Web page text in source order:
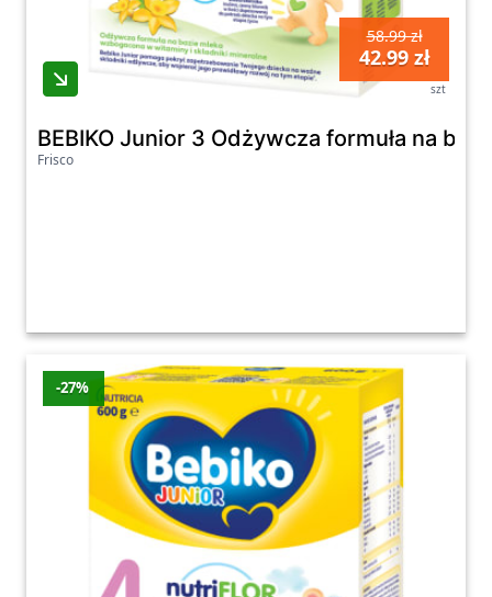
58.99 zł
42.99 zł
szt
BEBIKO Junior 3 Odżywcza formuła na
Frisco
-27%